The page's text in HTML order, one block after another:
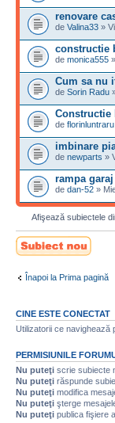
renovare
de Valina33 »
constructie
de monica555
Cum sa nu
de Sorin Radu
Constructie
de florinluntraru
imbinare
de newparts »
rampa garaj
de dan-52 »
Afişează subiectele
Scrie un subiect
nou
Înapoi la Prima pagină
CINE ESTE CONECTAT
Utilizatorii ce navighează
PERMISIUNILE
Nu puteţi scrie subiecte
Nu puteţi răspunde
Nu puteţi modifica
Nu puteţi şterge
Nu puteţi publica fişiere